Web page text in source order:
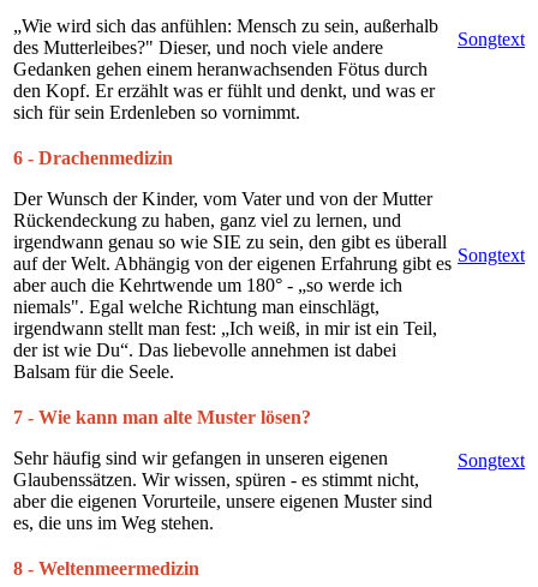
„Wie wird sich das anfühlen: Mensch zu sein, außerhalb
des Mutterleibes?" Dieser, und noch viele andere
Gedanken gehen einem heranwachsenden Fötus durch
den Kopf. Er erzählt was er fühlt und denkt, und was er
sich für sein Erdenleben so vornimmt.
Songtext
6 - Drachenmedizin
Der Wunsch der Kinder, vom Vater und von der Mutter
Rückendeckung zu haben, ganz viel zu lernen, und
irgendwann genau so wie SIE zu sein, den gibt es überall
auf der Welt. Abhängig von der eigenen Erfahrung gibt es
aber auch die Kehrtwende um 180° - „so werde ich
niemals". Egal welche Richtung man einschlägt,
irgendwann stellt man fest: „Ich weiß, in mir ist ein Teil,
der ist wie Du“. Das liebevolle annehmen ist dabei
Balsam für die Seele.
Songtext
7 - Wie kann man alte Muster lösen?
Sehr häufig sind wir gefangen in unseren eigenen
Glaubenssätzen. Wir wissen, spüren - es stimmt nicht,
aber die eigenen Vorurteile, unsere eigenen Muster sind
es, die uns im Weg stehen.
Songtext
8 - Weltenmeermedizin